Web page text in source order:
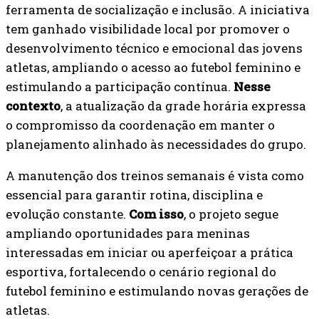
ferramenta de socialização e inclusão. A iniciativa
tem ganhado visibilidade local por promover o
desenvolvimento técnico e emocional das jovens
atletas, ampliando o acesso ao futebol feminino e
estimulando a participação contínua. Nesse
contexto, a atualização da grade horária expressa
o compromisso da coordenação em manter o
planejamento alinhado às necessidades do grupo.
A manutenção dos treinos semanais é vista como
essencial para garantir rotina, disciplina e
evolução constante. Com isso, o projeto segue
ampliando oportunidades para meninas
interessadas em iniciar ou aperfeiçoar a prática
esportiva, fortalecendo o cenário regional do
futebol feminino e estimulando novas gerações de
atletas.